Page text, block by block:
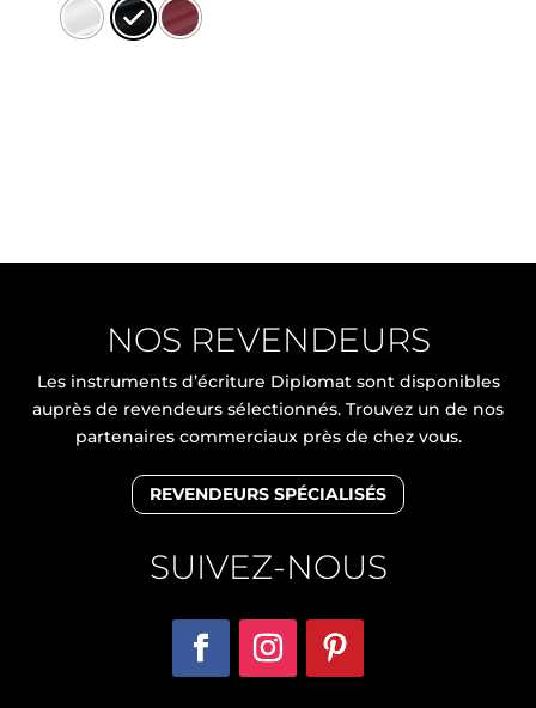
NOS REVENDEURS
Les instruments d’écriture Diplomat sont disponibles
auprès de revendeurs sélectionnés. Trouvez un de nos
partenaires commerciaux près de chez vous.
REVENDEURS SPÉCIALISÉS
SUIVEZ-NOUS